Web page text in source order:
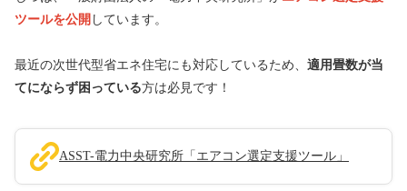
ツールを公開 しています。
最近の次世代型省エネ住宅にも対応しているため、 適用畳数が当
てにならず困っている方は必見です！
ASST-電力中央研究所「エアコン選定支援ツール」